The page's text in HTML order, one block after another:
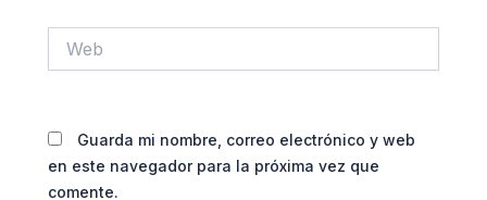
Guarda mi nombre, correo electrónico y web
en este navegador para la próxima vez que
comente.